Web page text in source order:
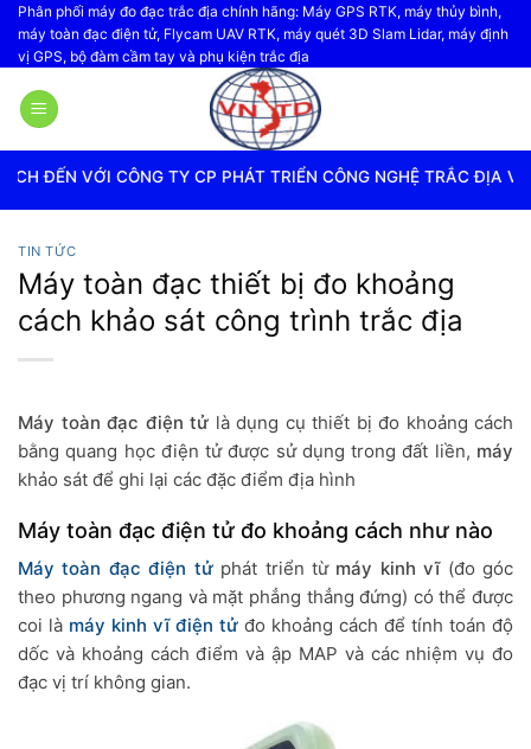
Bỏ
qua
nội
dung
Phân phối máy đo đạc trắc địa chính hãng: Máy GPS RTK, máy thủy bình,
máy toàn đạc điện tử, Flycam UAV RTK, máy quét 3D Slam Lidar, máy định
vị GPS, bộ đàm cầm tay và phụ kiện trắc địa
TY CP PHÁT TRIỂN CÔNG NGHỆ TRẮC ĐỊA VIỆT NAM
TIN TỨC
Máy toàn đạc thiết bị đo khoảng
cách khảo sát công trình trắc địa
Máy toàn đạc điện tử là dụng cụ thiết bị đo khoảng cách
bằng quang học điện tử được sử dụng trong đất liền, máy
khảo sát để ghi lại các đặc điểm địa hình
Máy toàn đạc điện tử đo khoảng cách như nào
Máy toàn đạc điện tửphát triển từmáy kinh vĩ(đo góc
theo phương ngang và mặt phẳng thẳng đứng) có thể được
coi là máy kinh vĩ điện tử đo khoảng cách để tính toán độ
dốc và khoảng cách điểm và ập MAP và các nhiệm vụ đo
đạc vị trí không gian.